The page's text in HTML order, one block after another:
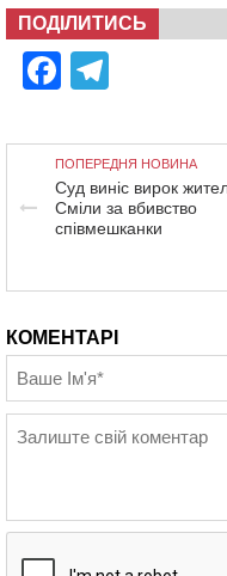
ПОДІЛИТИСЬ
Facebook
ПОПЕРЕДНЯ НОВИНА
Суд виніс вирок
Сміли за вбивство
співмешканки
КОМЕНТАРІ